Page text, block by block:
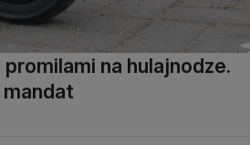
na hulajnodze.
mandat